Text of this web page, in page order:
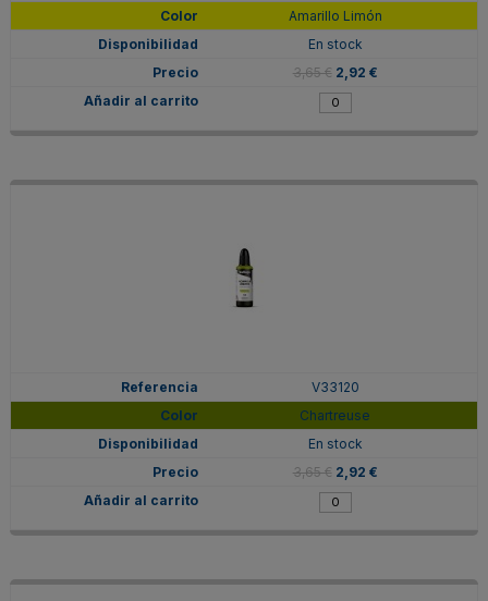
Amarillo Limón
En stock
3,65 € 2,92 €
V33120
Chartreuse
En stock
3,65 € 2,92 €